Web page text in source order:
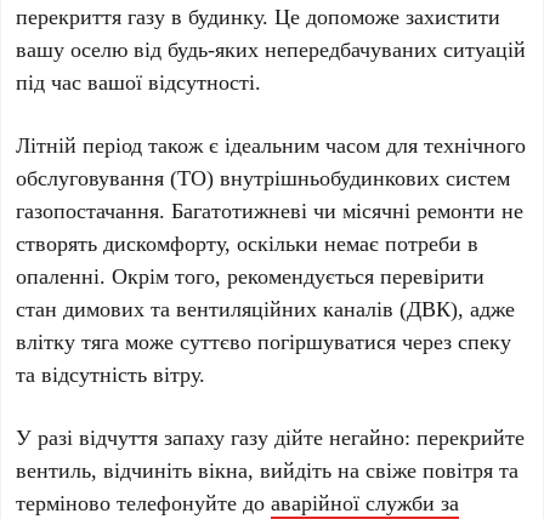
перекриття газу в будинку. Це допоможе захистити
вашу оселю від будь-яких непередбачуваних ситуацій
під час вашої відсутності.
Літній період також є ідеальним часом для технічного
обслуговування (ТО) внутрішньобудинкових систем
газопостачання. Багатотижневі чи місячні ремонти не
створять дискомфорту, оскільки немає потреби в
опаленні. Окрім того, рекомендується перевірити
стан димових та вентиляційних каналів (ДВК), адже
влітку тяга може суттєво погіршуватися через спеку
та відсутність вітру.
У разі відчуття запаху газу дійте негайно: перекрийте
вентиль, відчиніть вікна, вийдіть на свіже повітря та
терміново телефонуйте доаварійної служби за